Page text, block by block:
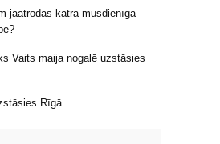
jāatrodas katra mūsdienīga
Vaits maija nogalē uzstāsies
Rīgā